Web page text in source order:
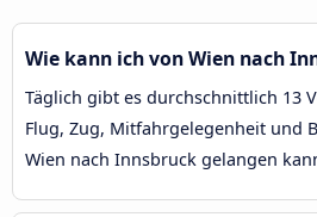
Wie kann ich von Wien nach
Täglich gibt es durchschnittlich 13
Flug, Zug, Mitfahrgelegenheit und
Wien nach Innsbruck gelangen